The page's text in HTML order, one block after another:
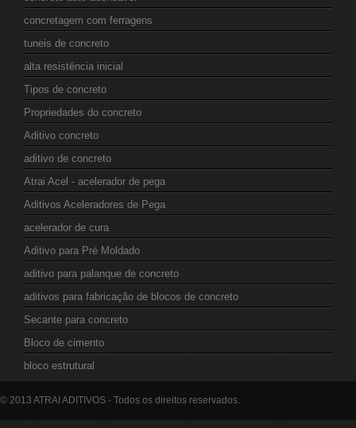
concretagem com ferragens
tuneis de concreto
alta resistência inicial
Tipos de concreto
Propriedades do concreto
Aditivo concreto
aditivo de concreto
Atrai Acel - acelerador de pega
Aditivos Aceleradores de Pega
acelerador de cura
Aditivo para Pré Moldado
aditivo para palanque de concreto
aditivos para fabricação de blocos de concreto
Secante para concreto
Bloco de cimento
bloco estrutural
© 2013 ATRAI ADITIVOS - Todos os direitos reservados.